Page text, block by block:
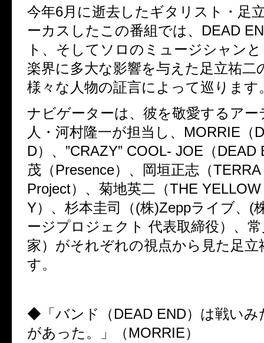
今年6月に逝去したギタリスト・足
ーカスしたこの番組では、DEAD
ト、そしてソロのミュージシャン
楽界に多大な影響を与えた足立祐二
様々な人物の証言によって巡ります
ナビゲーターは、彼を敬愛するア
人・河村隆一が担当し、MORRIE（
D）、”CRAZY” COOL- JOE（DEAD
茂（Presence）、岡垣正志（TERRA
Project）、菊地英二（THE
Y）、杉本圭司（(株)Zeppライブ、(
ージプロジェクト 代表取締役）、
家）がそれぞれの視点から見た足立
す。
◆「バンド（DEAD END）は戦いみ
があった。」（MORRIE）